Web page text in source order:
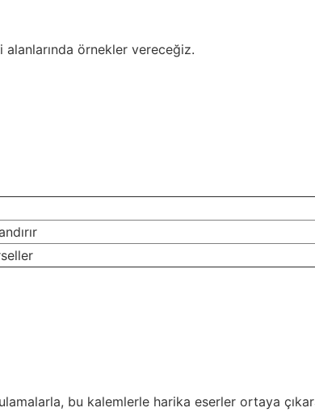
örnekler vereceğiz.
bu kalemlerle harika eserler ortaya